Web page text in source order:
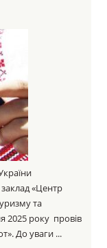
«Центр
та
2025 року провів
До уваги ...